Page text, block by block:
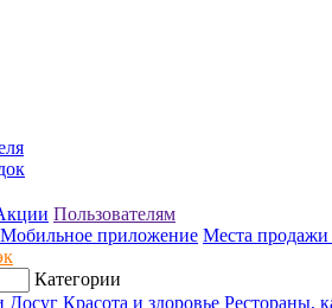
Пользователям
Мобильное приложение Места продажи
Категории
Досуг Красота и здоровье Рестораны,